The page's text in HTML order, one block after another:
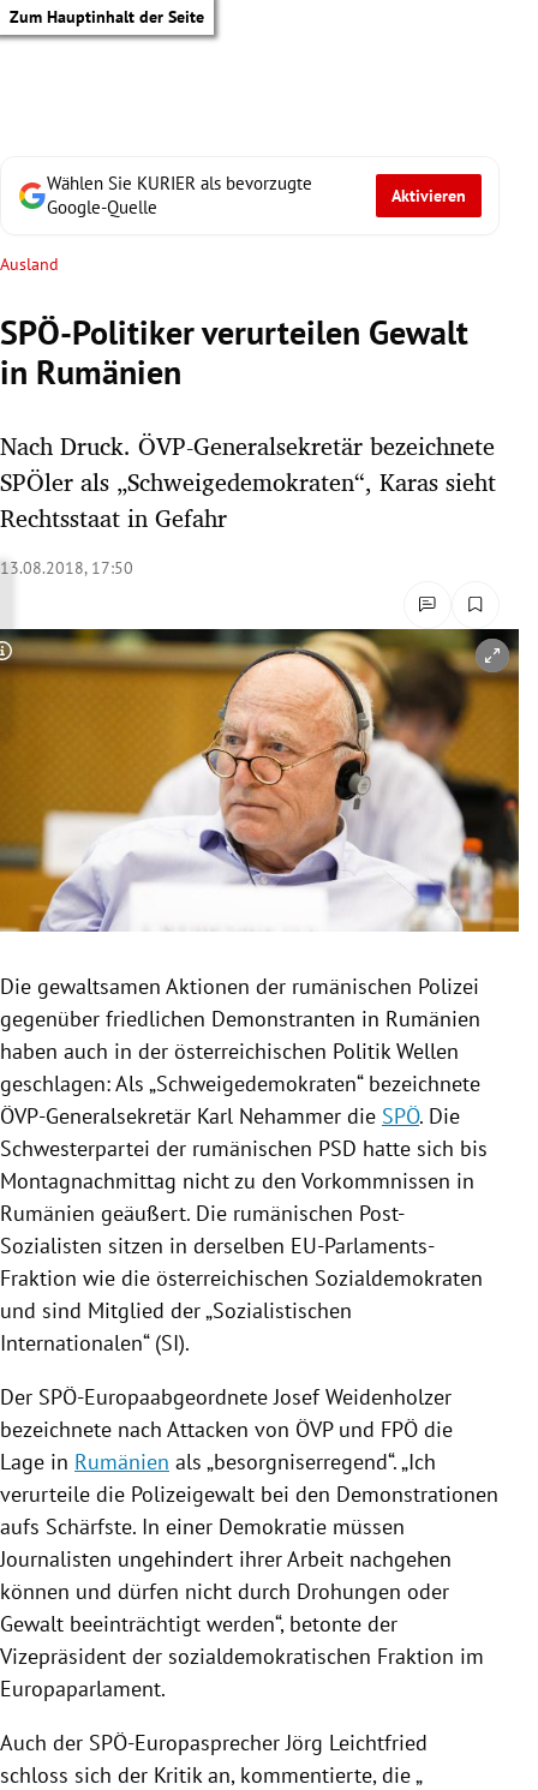
Zum Hauptinhalt der Seite
Untermenü
Untermenü
Untermenü
Untermenü
Untermenü
Untermenü
Wählen Sie KURIER als bevorzugte
Google-Quelle
Aktivieren
Ausland
SPÖ-Politiker verurteilen Gewalt
in Rumänien
Nach Druck. ÖVP-Generalsekretär bezeichnete
SPÖler als „Schweigedemokraten“, Karas sieht
Rechtsstaat in Gefahr
13.08.2018, 17:50
Copyright-Hinweis öffnen/schließen
Die gewaltsamen Aktionen der rumänischen Polizei
gegenüber friedlichen Demonstranten in Rumänien
haben auch in der österreichischen Politik Wellen
geschlagen: Als „Schweigedemokraten“ bezeichnete
ÖVP-Generalsekretär Karl Nehammer die SPÖ. Die
Schwesterpartei der rumänischen PSD hatte sich bis
Montagnachmittag nicht zu den Vorkommnissen in
Rumänien geäußert. Die rumänischen Post-
Sozialisten sitzen in derselben EU-Parlaments-
Fraktion wie die österreichischen Sozialdemokraten
und sind Mitglied der „Sozialistischen
Internationalen“ (SI).
Der SPÖ-EuropaabgeordneteJosef Weidenholzer
bezeichnete nach Attacken von ÖVPund FPÖ die
Lage in Rumänien als „besorgniserregend“. „Ich
verurteile die Polizeigewalt bei den Demonstrationen
aufs Schärfste. In einer Demokratie müssen
Journalisten ungehindert ihrer Arbeit nachgehen
können und dürfen nicht durch Drohungen oder
Gewalt beeinträchtigt werden“, betonte der
Vizepräsident der sozialdemokratischen Fraktion im
Europaparlament.
Auch der SPÖ-EuropasprecherJörg Leichtfried
schloss sich der Kritik an, kommentierte, die „